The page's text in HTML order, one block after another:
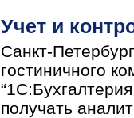
Учет и
Санкт-
гостиничного
получать